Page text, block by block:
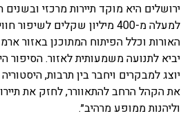
ירושלים היא מוקד תיירות מרכזי
למעלה מ-400 מיליון שקלים
האורות וכלל הפיתוח המתוכנן באזור
יביא לתנועה משמעותית לאזור. הסיפור
יוצג למבקרים ויחבר בין תרבות, היסטוריה
את הקהל הרחב להתאוורר, לחזק את
וליהנות ממופע מרהיב״.